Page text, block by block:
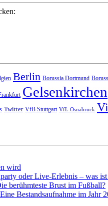
Berlin Borussia Dortmund
Gelsenkirchen
Twitter VfB Stuttgart VfL Osnabrück
wird
oder Live-Erlebnis – was ist
berühmteste Brust im Fußball?
Bestandsaufnahme im Jahr